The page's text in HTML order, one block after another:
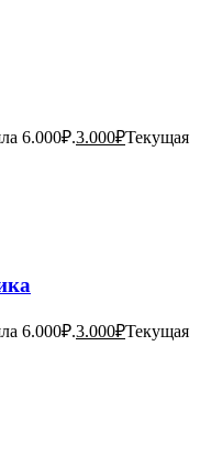
6.000₽.3.000₽Текущая
6.000₽.3.000₽Текущая